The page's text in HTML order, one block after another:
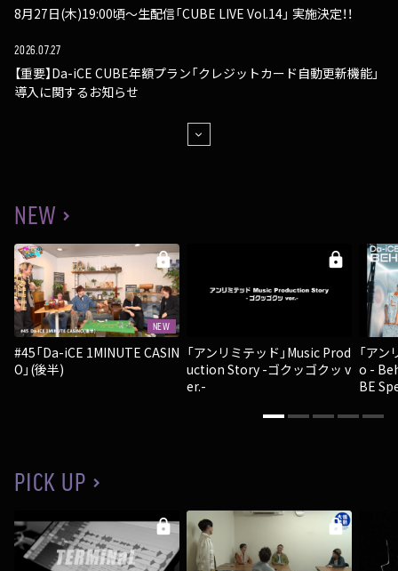
8月27日(木)19:00頃～生配信「CUBE LIVE Vol.14」 実施決定！！
2026.07.27
【重要】Da-iCE CUBE年額プラン「クレジットカード自動更新機能」
導入に関するお知らせ
NEW
lock
NEW
#45「Da-iCE 1MINUTE CASIN
O」(後半)
lock
「アンリミテッド」Music Prod
uction Story -ゴクッゴクッ v
er.-
「ア
o -
BE
PICK UP
lock lock